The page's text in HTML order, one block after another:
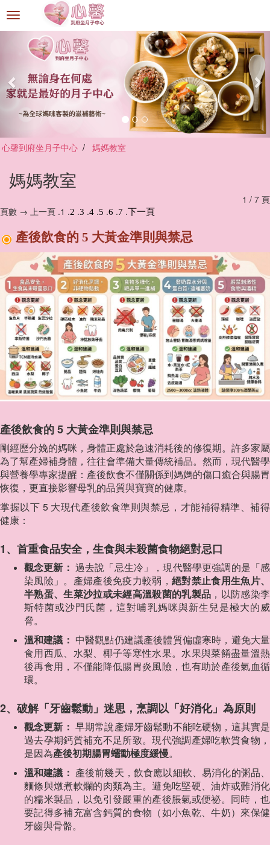
選
單
心馨到府坐月子中心 媽媽教室
媽媽教室
1 / 7 頁
頁數 → 上一頁 .1 .2 .3 .4 .5 .6 .7 .下一頁
產後飲食的 5 大黃金準則與禁忌
產後飲食的 5 大黃金準則與禁忌
剛經歷分娩的媽咪，身體正處於急速消耗後的修復期。許多家屬
為了幫產婦補身體，往往會準備大量傳統補品。然而，現代醫學
與營養學專家提醒：產後飲食不僅關係到媽媽的傷口癒合與腸胃
恢復，更直接影響母乳的品質與寶寶的健康。
掌握以下 5 大現代產後飲食準則與禁忌，才能補得精準、補得
健康：
1、首重食品安全，生食與未殺菌食物絕對忌口
觀念更新： 過去說「忌生冷」，現代醫學更強調的是「感
染風險」。產婦產後免疫力較弱， 絕對禁止食用生魚片、
半熟蛋、生菜沙拉或未經高溫殺菌的乳製品 ，以防感染李
斯特菌或沙門氏菌，這對哺乳媽咪與新生兒是極大的威
脅。
溫和建議： 中醫觀點仍建議產後體質偏虛寒時，避免大量
食用西瓜、水梨、椰子等寒性水果。水果與菜餚盡量溫熱
後再食用，不僅能降低腸胃炎風險，也有助於產後氣血循
環。
2、破解「牙齒鬆動」迷思，烹調以「好消化」為原則
觀念更新： 早期常說產婦牙齒鬆動不能吃硬物，這其實是
過去孕期鈣質補充不足所致。現代強調產婦吃軟質食物，
是因為產後初期腸胃蠕動極度緩慢。
溫和建議： 產後前幾天，飲食應以細軟、易消化的粥品、
麵條與燉煮軟爛的肉類為主。避免吃堅硬、油炸或難消化
的糯米製品，以免引發嚴重的產後脹氣或便祕。同時，也
要記得多補充富含鈣質的食物（如小魚乾、牛奶）來保健
牙齒與骨骼。